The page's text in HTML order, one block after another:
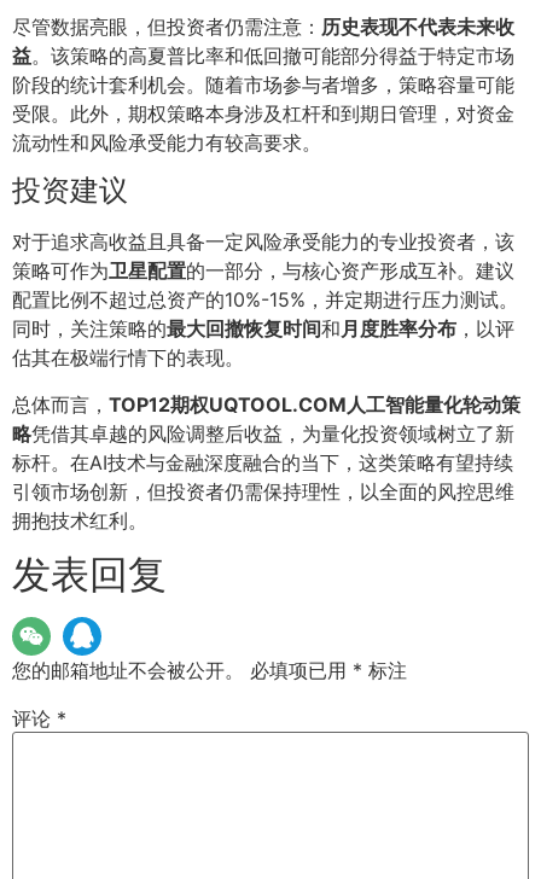
尽管数据亮眼，但投资者仍需注意： 历史表现不代表未来收
益。该策略的高夏普比率和低回撤可能部分得益于特定市场
阶段的统计套利机会。随着市场参与者增多，策略容量可能
受限。此外，期权策略本身涉及杠杆和到期日管理，对资金
流动性和风险承受能力有较高要求。
投资建议
对于追求高收益且具备一定风险承受能力的专业投资者，该
策略可作为卫星配置的一部分，与核心资产形成互补。建议
配置比例不超过总资产的10%-15%，并定期进行压力测试。
同时，关注策略的最大回撤恢复时间和月度胜率分布 ，以评
估其在极端行情下的表现。
总体而言， TOP12期权UQTOOL.COM人工智能量化轮动策
略凭借其卓越的风险调整后收益，为量化投资领域树立了新
标杆。在AI技术与金融深度融合的当下，这类策略有望持续
引领市场创新，但投资者仍需保持理性，以全面的风控思维
拥抱技术红利。
发表回复
您的邮箱地址不会被公开。 必填项已用 * 标注
评论 *